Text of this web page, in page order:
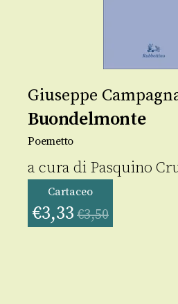
Giuseppe
Buondelmonte
Poemetto
a cura di Pasquino
Cartaceo
€3,33 €3,50